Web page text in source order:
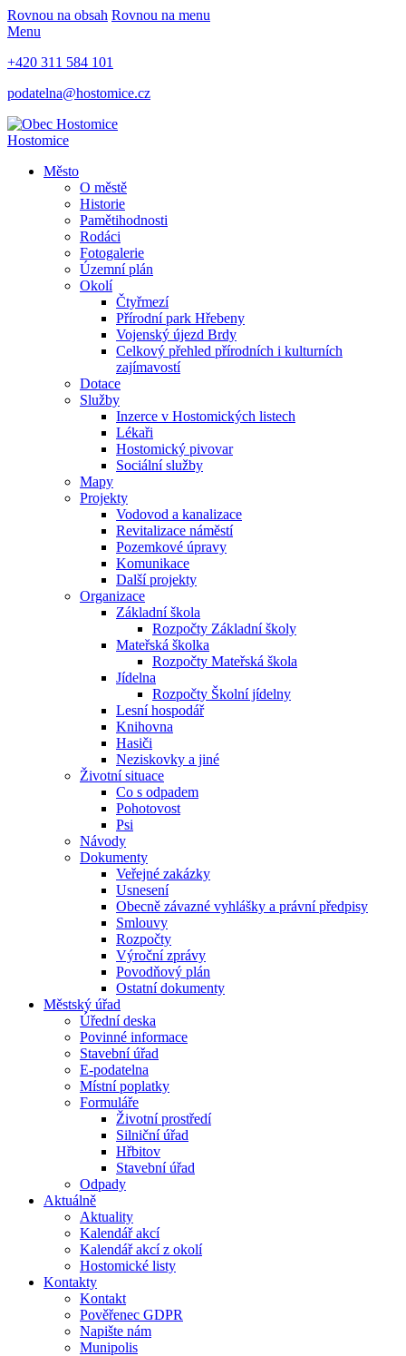
Rovnou na obsah Rovnou na menu
Menu
+420 311 584 101
podatelna@hostomice.cz
Hostomice
Město
O městě
Historie
Pamětihodnosti
Rodáci
Fotogalerie
Územní plán
Okolí
Čtyřmezí
Přírodní park Hřebeny
Vojenský újezd Brdy
Celkový přehled přírodních i kulturních
zajímavostí
Dotace
Služby
Inzerce v Hostomických listech
Lékaři
Hostomický pivovar
Sociální služby
Mapy
Projekty
Vodovod a kanalizace
Revitalizace náměstí
Pozemkové úpravy
Komunikace
Další projekty
Organizace
Základní škola
Rozpočty Základní školy
Mateřská školka
Rozpočty Mateřská škola
Jídelna
Rozpočty Školní jídelny
Lesní hospodář
Knihovna
Hasiči
Neziskovky a jiné
Životní situace
Co s odpadem
Pohotovost
Psi
Návody
Dokumenty
Veřejné zakázky
Usnesení
Obecně závazné vyhlášky a právní předpisy
Smlouvy
Rozpočty
Výroční zprávy
Povodňový plán
Ostatní dokumenty
Městský úřad
Úřední deska
Povinné informace
Stavební úřad
E-podatelna
Místní poplatky
Formuláře
Životní prostředí
Silniční úřad
Hřbitov
Stavební úřad
Odpady
Aktuálně
Aktuality
Kalendář akcí
Kalendář akcí z okolí
Hostomické listy
Kontakty
Kontakt
Pověřenec GDPR
Napište nám
Munipolis